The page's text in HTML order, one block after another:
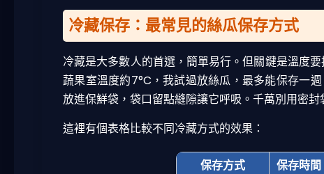
冷藏保存：最常見的絲瓜保存方式
冷藏是大多數人的首選，簡單易行。但關鍵是溫度
蔬果室溫度約7°C，我試過放絲瓜，最多能保存一
放進保鮮袋，袋口留點縫隙讓它呼吸。千萬別用密
這裡有個表格比較不同冷藏方式的效果：
保存方式 保存時間